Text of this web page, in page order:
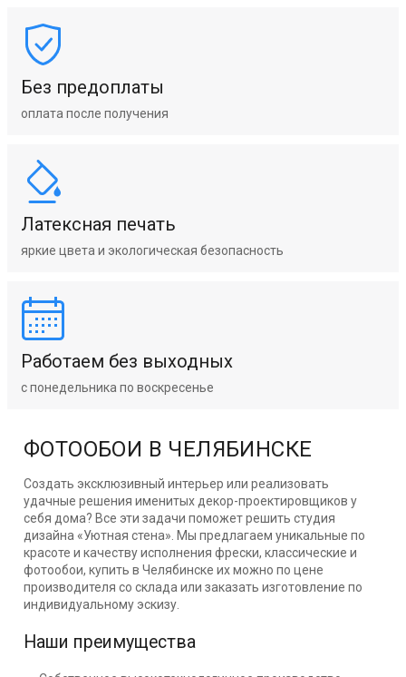
Без предоплаты
оплата после получения
Латексная печать
яркие цвета и экологическая безопасность
Работаем без выходных
с понедельника по воскресенье
ФОТООБОИ В ЧЕЛЯБИНСКЕ
Создать эксклюзивный интерьер или реализовать
удачные решения именитых декор-проектировщиков у
себя дома? Все эти задачи поможет решить студия
дизайна «Уютная стена». Мы предлагаем уникальные по
красоте и качеству исполнения фрески, классические и
фотообои, купить в Челябинске их можно по цене
производителя со склада или заказать изготовление по
индивидуальному эскизу.
Наши преимущества